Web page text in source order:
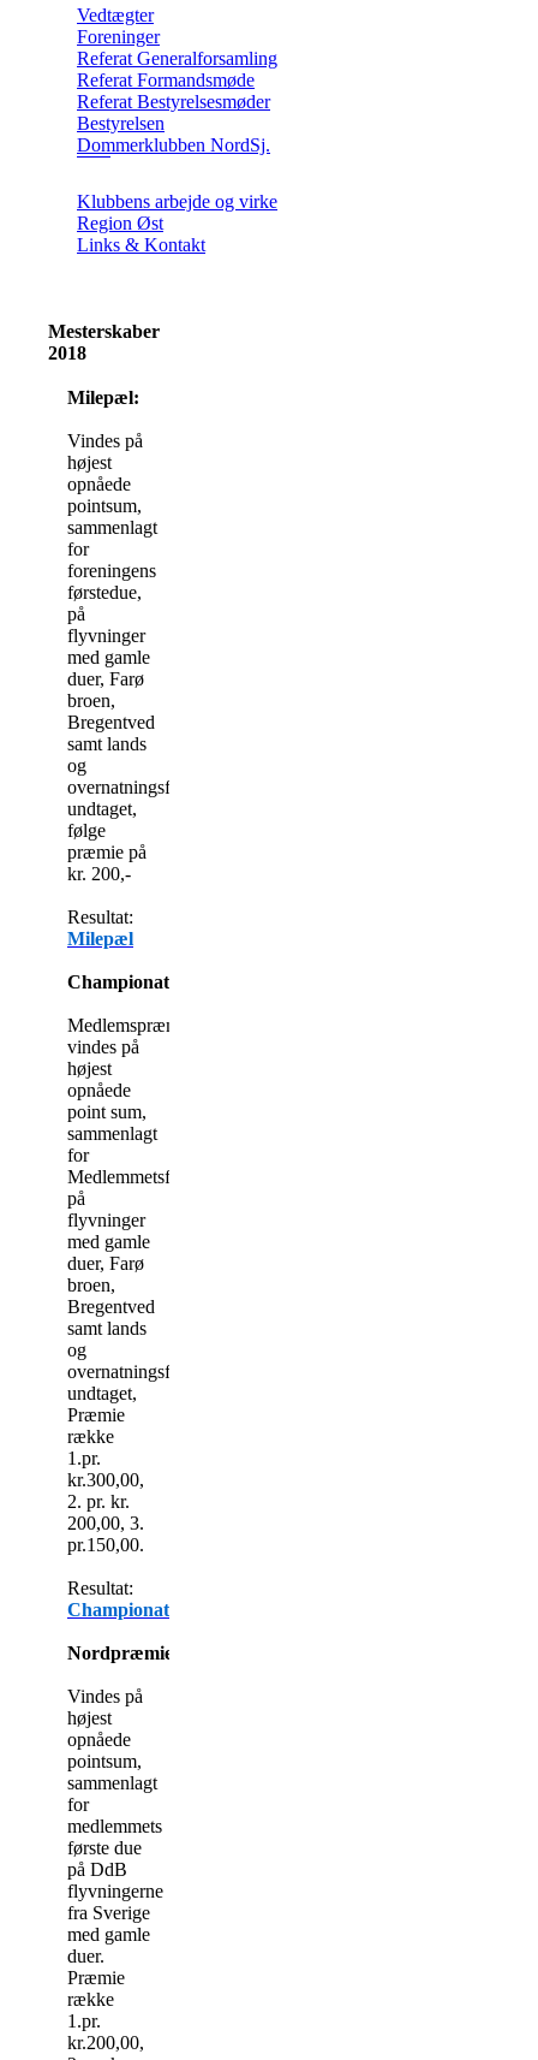
Vedtægter
Foreninger
Referat Generalforsamling
Referat Formandsmøde
Referat Bestyrelsesmøder
Bestyrelsen
Dommerklubben NordSj.
Klubbens arbejde og virke
Region Øst
Links & Kontakt
Mesterskaber
2018
Milepæl:
Vindes på
højest
opnåede
pointsum,
sammenlagt
for
foreningens
førstedue,
på
flyvninger
med gamle
duer, Farø
broen,
Bregentved
samt lands
og
overnatningsflyvninger
undtaget,
følge
præmie på
kr. 200,-
Resultat:
Milepæl
Championatet:
Medlemspræmie,
vindes på
højest
opnåede
point sum,
sammenlagt
for
Medlemmetsførstedue,
på
flyvninger
med gamle
duer, Farø
broen,
Bregentved
samt lands
og
overnatningsflyvninger
undtaget,
Præmie
række
1.pr.
kr.300,00,
2. pr. kr.
200,00, 3.
pr.150,00.
Resultat:
Championat
Nordpræmie:
Vindes på
højest
opnåede
pointsum,
sammenlagt
for
medlemmets
første due
på DdB
flyvningerne
fra Sverige
med gamle
duer.
Præmie
række
1.pr.
kr.200,00,